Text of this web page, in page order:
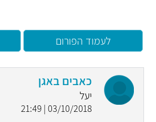
לעמוד הפורום
כאבים באגן
יעל
03/10/2018 | 21:49